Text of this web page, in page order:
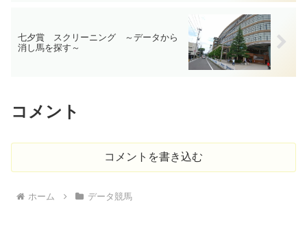
七夕賞 スクリーニング ～データから
消し馬を探す～
コメント
コメントを書き込む
ホーム データ競馬